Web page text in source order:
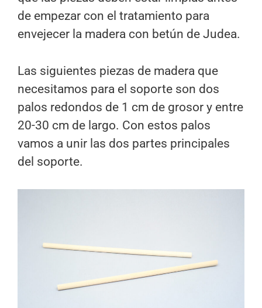
de empezar con el tratamiento para
envejecer la madera con betún de Judea.
Las siguientes piezas de madera que
necesitamos para el soporte son dos
palos redondos de 1 cm de grosor y entre
20-30 cm de largo. Con estos palos
vamos a unir las dos partes principales
del soporte.